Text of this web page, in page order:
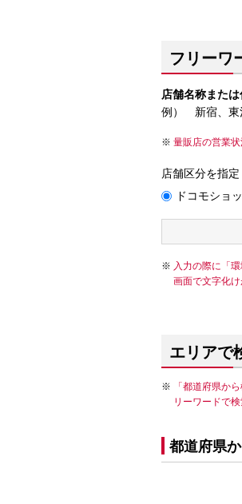
フリーワ
店舗名称また
例） 新宿、東
量販店の営業状
店舗区分を指定
ドコモショ
入力の際に「
画面で文字化
エリアで
「都道府県か
リーワードで
都道府県